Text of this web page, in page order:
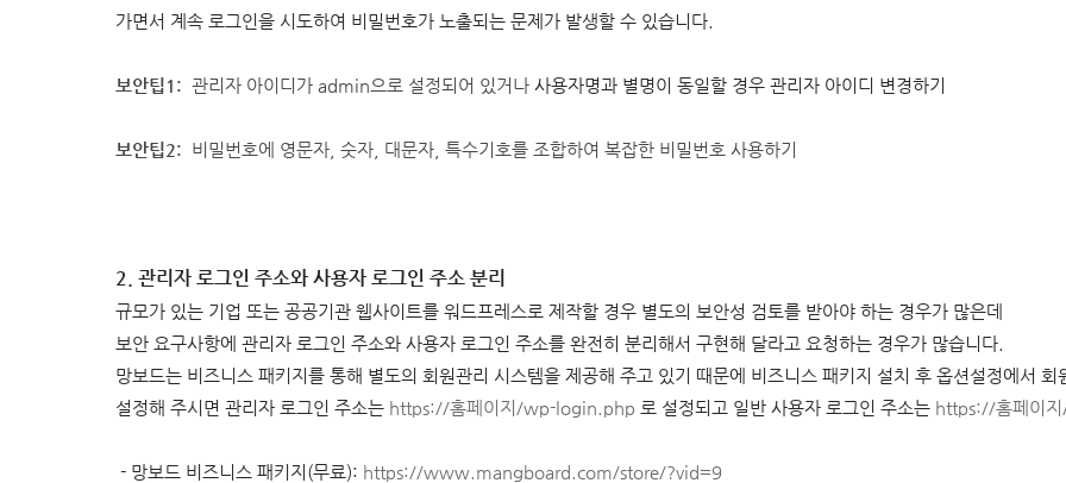
가면서 계속 로그인을 시도하여 비밀번호가 노출되는 문제가 발생할 수 있습니다.
보안팁1: 관리자 아이디가 admin으로 설정되어 있거나 사용자명과 별명이 동일할 경우 관리자 아이디 변경하기
보안팁2: 비밀번호에 영문자, 숫자, 대문자, 특수기호를 조합하여 복잡한 비밀번호 사용하기
2. 관리자 로그인 주소와 사용자 로그인 주소 분리
규모가 있는 기업 또는 공공기관 웹사이트를 워드프레스로 제작할 경우 별도의 보안성 검토를 받아야 하는 경우가 많은데
보안 요구사항에 관리자 로그인 주소와 사용자 로그인 주소를 완전히 분리해서 구현해 달라고 요청하는 경우가 많습니다.
망보드는 비즈니스 패키지를 통해 별도의 회원관리 시스템을 제공해 주고 있기 때문에 비즈니스 패키지 설치 후 옵션설정에서 회
설정해 주시면 관리자 로그인 주소는 https://홈페이지/wp-login.php 로 설정되고 일반 사용자 로그인 주소는 https://홈페이
- 망보드 비즈니스 패키지(무료): https://www.mangboard.com/store/?vid=9